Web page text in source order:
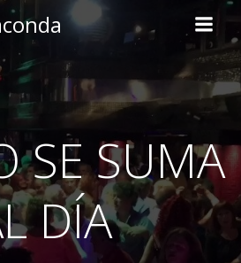
to
SE SUMA
DÍA